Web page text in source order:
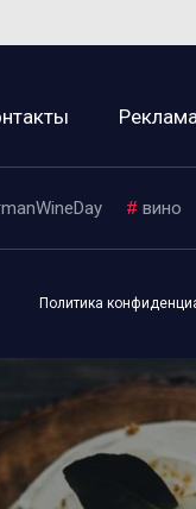
Реклама
# вино
Политика